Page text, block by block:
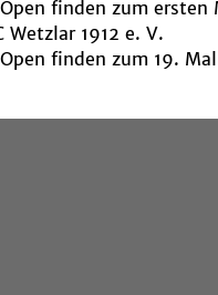
finden zum
Wetzlar 1912 e. V.
finden zum 19.